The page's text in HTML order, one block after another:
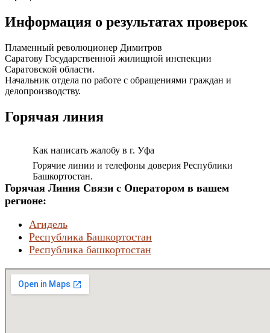
Информация о результатах проверок
Пламенный революционер Димитров
Саратову Государственной жилищной инспекции
Саратовской области.
Начальник отдела по работе с обращениями граждан и
делопроизводству.
Горячая линия
Как написать жалобу в г. Уфа
Горячие линии и телефоны доверия Республики
Башкортостан.
Горячая Линия Связи с Оператором в вашем
регионе:
Агидель
Республика Башкортостан
Республика башкортостан